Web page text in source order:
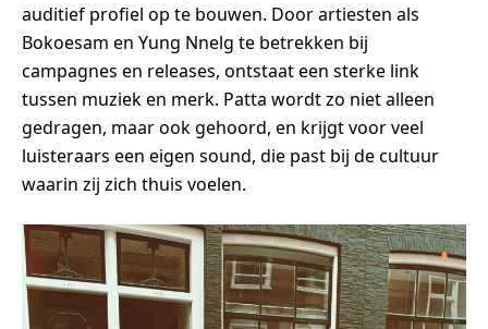
auditief profiel op te bouwen. Door artiesten als
Bokoesam en Yung Nnelg te betrekken bij
campagnes en releases, ontstaat een sterke link
tussen muziek en merk. Patta wordt zo niet alleen
gedragen, maar ook gehoord, en krijgt voor veel
luisteraars een eigen sound, die past bij de cultuur
waarin zij zich thuis voelen.